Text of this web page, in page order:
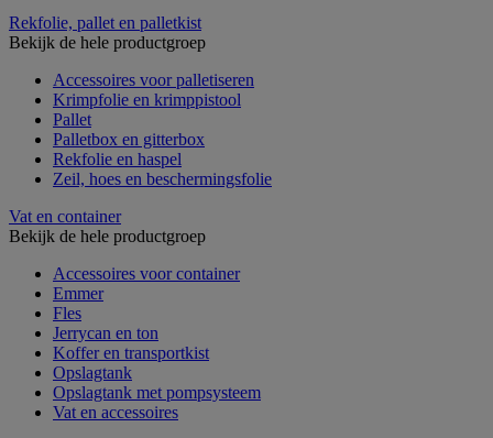
Rekfolie, pallet en palletkist
Bekijk de hele productgroep
Accessoires voor palletiseren
Krimpfolie en krimppistool
Pallet
Palletbox en gitterbox
Rekfolie en haspel
Zeil, hoes en beschermingsfolie
Vat en container
Bekijk de hele productgroep
Accessoires voor container
Emmer
Fles
Jerrycan en ton
Koffer en transportkist
Opslagtank
Opslagtank met pompsysteem
Vat en accessoires